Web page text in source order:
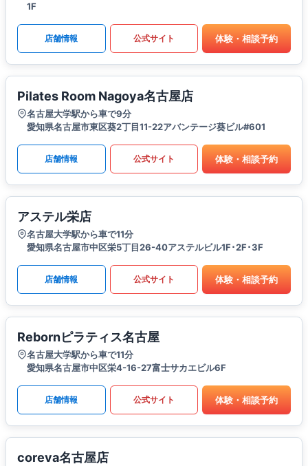
1F
店舗情報 公式サイト 体験・相談予約
Pilates Room Nagoya名古屋店
名古屋大学駅から車で9分
愛知県名古屋市東区葵2丁目11-22アバンテージ葵ビル#601
店舗情報 公式サイト 体験・相談予約
アステル栄店
名古屋大学駅から車で11分
愛知県名古屋市中区栄5丁目26-40アステルビル1F･2F･3F
店舗情報 公式サイト 体験・相談予約
Rebornピラティス名古屋
名古屋大学駅から車で11分
愛知県名古屋市中区栄4-16-27富士サカエビル6F
店舗情報 公式サイト 体験・相談予約
coreva名古屋店